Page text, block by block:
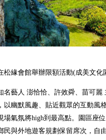
松緣會館舉辦限額活動(成美文化
名藝人 澎恰恰、許效舜、苗可麗
以幽默風趣、貼近觀眾的互動風
場氣氛將high到最高點。園區座
民與外地遊客規劃保留席次，自